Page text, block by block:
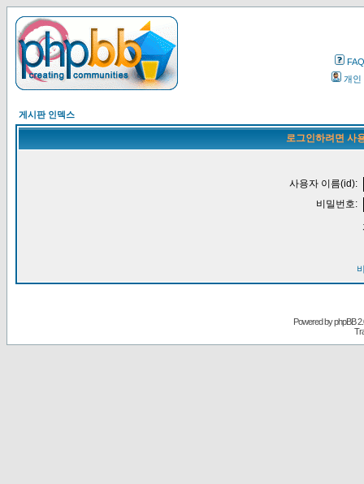
FAQ
개인
게시판 인덱스
로그인하려면 사
사용자 이름(id):
비밀번호:
Powered byphpBB